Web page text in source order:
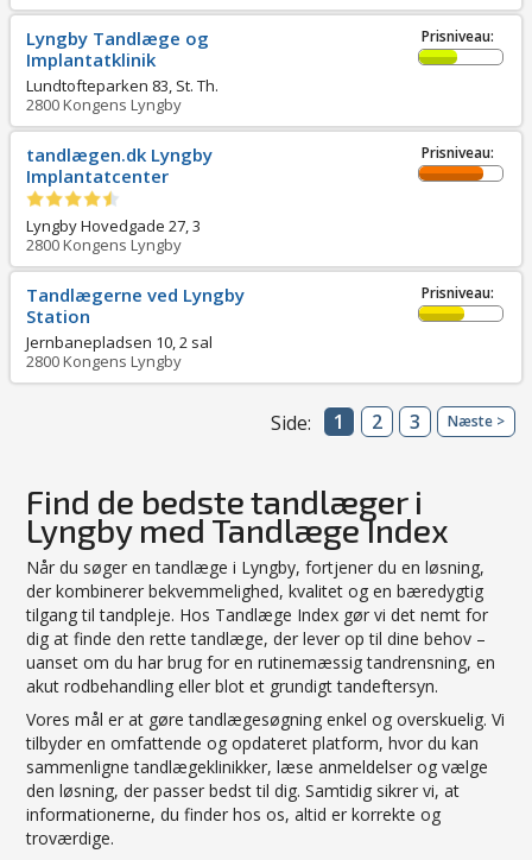
Lyngby Tandlæge og
Implantatklinik
Lundtofteparken 83, St. Th.
2800Kongens Lyngby
Prisniveau:
tandlægen.dk Lyngby
Implantatcenter
Lyngby Hovedgade 27, 3
2800Kongens Lyngby
Prisniveau:
Tandlægerne ved Lyngby
Station
Jernbanepladsen 10, 2 sal
2800Kongens Lyngby
Prisniveau:
Side: 1 2 3 Næste >
Find de bedste tandlæger i
Lyngby med Tandlæge Index
Når du søger en tandlæge i Lyngby, fortjener du en løsning,
der kombinerer bekvemmelighed, kvalitet og en bæredygtig
tilgang til tandpleje. Hos Tandlæge Index gør vi det nemt for
dig at finde den rette tandlæge, der lever op til dine behov –
uanset om du har brug for en rutinemæssig tandrensning, en
akut rodbehandling eller blot et grundigt tandeftersyn.
Vores mål er at gøre tandlægesøgning enkel og overskuelig. Vi
tilbyder en omfattende og opdateret platform, hvor du kan
sammenligne tandlægeklinikker, læse anmeldelser og vælge
den løsning, der passer bedst til dig. Samtidig sikrer vi, at
informationerne, du finder hos os, altid er korrekte og
troværdige.